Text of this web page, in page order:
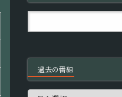
過去の番組
過